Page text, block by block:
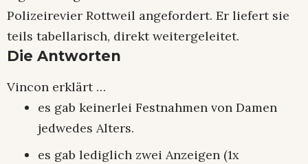
Polizeirevier Rottweil angefordert. Er liefert sie
teils tabellarisch, direkt weitergeleitet.
Die Antworten
Vincon erklärt …
es gab keinerlei Festnahmen von Damen
jedwedes Alters.
es gab lediglich zwei Anzeigen (1x